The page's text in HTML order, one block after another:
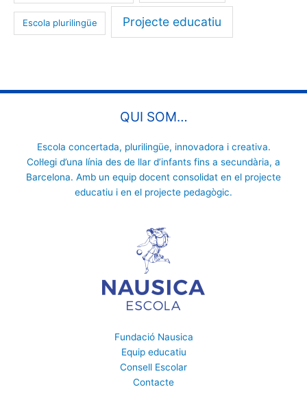
Escola plurilingüe Projecte educatiu
QUI SOM…
Escola concertada, plurilingüe, innovadora i creativa.
Col·legi d’una línia des de llar d’infants fins a secundària, a
Barcelona. Amb un equip docent consolidat en el projecte
educatiu i en el projecte pedagògic.
Fundació Nausica
Equip educatiu
Consell Escolar
Contacte